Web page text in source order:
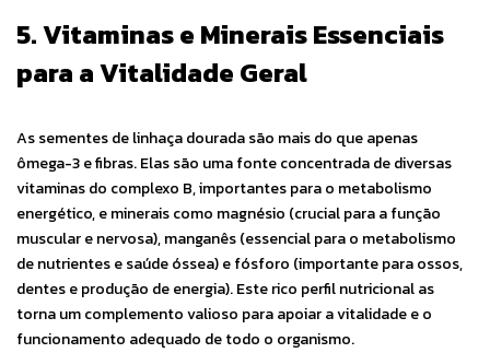
5. Vitaminas e Minerais Essenciais
para a Vitalidade Geral
As sementes de linhaça dourada são mais do que apenas
ômega-3 e fibras. Elas são uma fonte concentrada de diversas
vitaminas do complexo B, importantes para o metabolismo
energético, e minerais como magnésio (crucial para a função
muscular e nervosa), manganês (essencial para o metabolismo
de nutrientes e saúde óssea) e fósforo (importante para ossos,
dentes e produção de energia). Este rico perfil nutricional as
torna um complemento valioso para apoiar a vitalidade e o
funcionamento adequado de todo o organismo.